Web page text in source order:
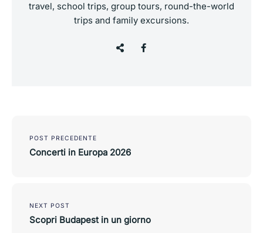
travel, school trips, group tours, round-the-world
trips and family excursions.
articoli
POST PRECEDENTE
Concerti in Europa 2026
NEXT POST
Scopri Budapest in un giorno